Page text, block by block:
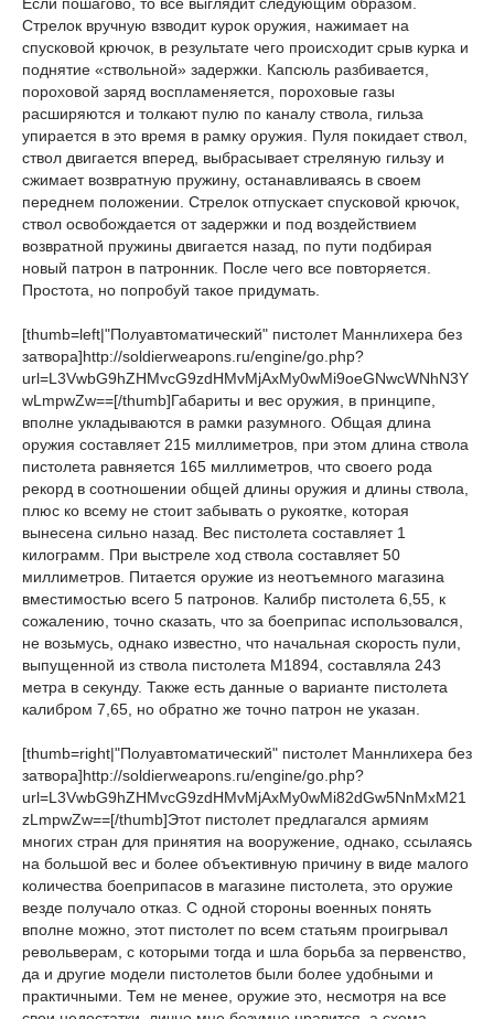
Стрелок вручную взводит курок оружия, нажимает на
спусковой крючок, в результате чего происходит срыв курка и
поднятие «ствольной» задержки. Капсюль разбивается,
пороховой заряд воспламеняется, пороховые газы
расширяются и толкают пулю по каналу ствола, гильза
упирается в это время в рамку оружия. Пуля покидает ствол,
ствол двигается вперед, выбрасывает стреляную гильзу и
сжимает возвратную пружину, останавливаясь в своем
переднем положении. Стрелок отпускает спусковой крючок,
ствол освобождается от задержки и под воздействием
возвратной пружины двигается назад, по пути подбирая
новый патрон в патронник. После чего все повторяется.
Простота, но попробуй такое придумать.
[thumb=left|"Полуавтоматический" пистолет Маннлихера без
затвора]http://soldierweapons.ru/engine/go.php?
url=L3VwbG9hZHMvcG9zdHMvMjAxMy0wMi9oeGNwcWNhN3Y
wLmpwZw==[/thumb]Габариты и вес оружия, в принципе,
вполне укладываются в рамки разумного. Общая длина
оружия составляет 215 миллиметров, при этом длина ствола
пистолета равняется 165 миллиметров, что своего рода
рекорд в соотношении общей длины оружия и длины ствола,
плюс ко всему не стоит забывать о рукоятке, которая
вынесена сильно назад. Вес пистолета составляет 1
килограмм. При выстреле ход ствола составляет 50
миллиметров. Питается оружие из неотъемного магазина
вместимостью всего 5 патронов. Калибр пистолета 6,55, к
сожалению, точно сказать, что за боеприпас использовался,
не возьмусь, однако известно, что начальная скорость пули,
выпущенной из ствола пистолета М1894, составляла 243
метра в секунду. Также есть данные о варианте пистолета
калибром 7,65, но обратно же точно патрон не указан.
[thumb=right|"Полуавтоматический" пистолет Маннлихера без
затвора]http://soldierweapons.ru/engine/go.php?
url=L3VwbG9hZHMvcG9zdHMvMjAxMy0wMi82dGw5NnMxM21
zLmpwZw==[/thumb]Этот пистолет предлагался армиям
многих стран для принятия на вооружение, однако, ссылаясь
на большой вес и более объективную причину в виде малого
количества боеприпасов в магазине пистолета, это оружие
везде получало отказ. С одной стороны военных понять
вполне можно, этот пистолет по всем статьям проигрывал
револьверам, с которыми тогда и шла борьба за первенство,
да и другие модели пистолетов были более удобными и
практичными. Тем не менее, оружие это, несмотря на все